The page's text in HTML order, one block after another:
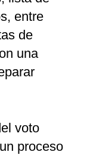
entre
de
una
voto
proceso